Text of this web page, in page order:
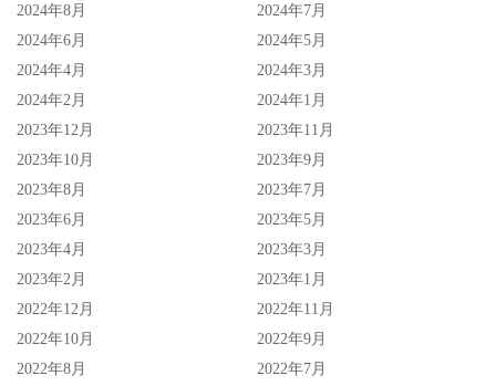
2024年8月
2024年7月
2024年6月
2024年5月
2024年4月
2024年3月
2024年2月
2024年1月
2023年12月
2023年11月
2023年10月
2023年9月
2023年8月
2023年7月
2023年6月
2023年5月
2023年4月
2023年3月
2023年2月
2023年1月
2022年12月
2022年11月
2022年10月
2022年9月
2022年8月
2022年7月